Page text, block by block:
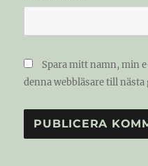
Spara mitt namn, min
denna webbläsare till